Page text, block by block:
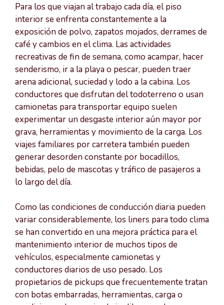
Para los que viajan al trabajo cada día, el piso
interior se enfrenta constantemente a la
exposición de polvo, zapatos mojados, derrames de
café y cambios en el clima. Las actividades
recreativas de fin de semana, como acampar, hacer
senderismo, ir a la playa o pescar, pueden traer
arena adicional, suciedad y lodo a la cabina. Los
conductores que disfrutan del todoterreno o usan
camionetas para transportar equipo suelen
experimentar un desgaste interior aún mayor por
grava, herramientas y movimiento de la carga. Los
viajes familiares por carretera también pueden
generar desorden constante por bocadillos,
bebidas, pelo de mascotas y tráfico de pasajeros a
lo largo del día.
Como las condiciones de conducción diaria pueden
variar considerablemente, los liners para todo clima
se han convertido en una mejora práctica para el
mantenimiento interior de muchos tipos de
vehículos, especialmente camionetas y
conductores diarios de uso pesado. Los
propietarios de pickups que frecuentemente tratan
con botas embarradas, herramientas, carga o